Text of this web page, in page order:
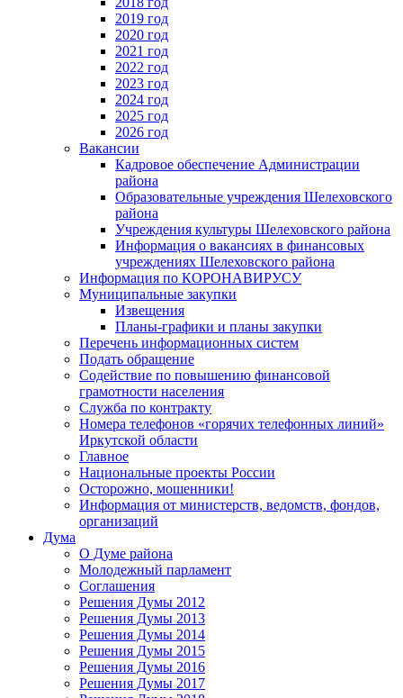
2019 год
2020 год
2021 год
2022 год
2023 год
2024 год
2025 год
2026 год
Вакансии
Кадровое обеспечение Администрации
района
Образовательные учреждения Шелеховского
района
Учреждения культуры Шелеховского района
Информация о вакансиях в финансовых
учреждениях Шелеховского района
Информация по КОРОНАВИРУСУ
Муниципальные закупки
Извещения
Планы-графики и планы закупки
Перечень информационных систем
Подать обращение
Содействие по повышению финансовой
грамотности населения
Служба по контракту
Номера телефонов «горячих телефонных линий»
Иркутской области
Главное
Национальные проекты России
Осторожно, мошенники!
Информация от министерств, ведомств, фондов,
организаций
Дума
О Думе района
Молодежный парламент
Соглашения
Решения Думы 2012
Решения Думы 2013
Решения Думы 2014
Решения Думы 2015
Решения Думы 2016
Решения Думы 2017